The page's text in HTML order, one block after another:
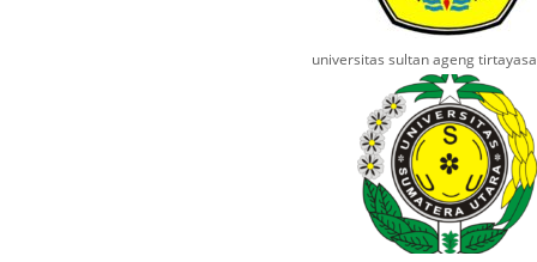
universitas sultan ageng tirtayasa